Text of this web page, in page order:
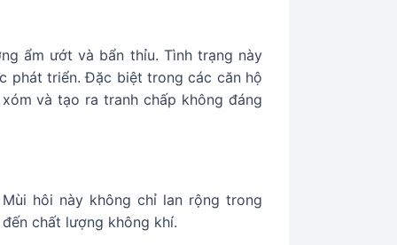
ẩm ướt và bẩn thỉu. Tình trạng này
phát triển. Đặc biệt trong các căn hộ
và tạo ra tranh chấp không đáng
hôi này không chỉ lan rộng trong
chất lượng không khí.